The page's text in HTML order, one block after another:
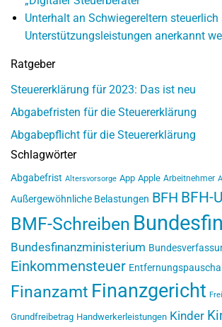
Unterhalt an Schwiegereltern steuerlich
Unterstützungsleistungen anerkannt
Ratgeber
Steuererklärung für 2023: Das ist neu
Abgabefristen für die Steuererklärung
Abgabepflicht für die Steuererklärung
Schlagwörter
Abgabefrist Altersvorsorge App Apple Arbeitnehmer
Außergewöhnliche Belastungen BFH BFH-
BMF-Schreiben
Bundesfinanzministerium
Einkommensteuer
Finanzamt Finanzgericht
Grundfreibetrag Handwerkerleistungen Kinder